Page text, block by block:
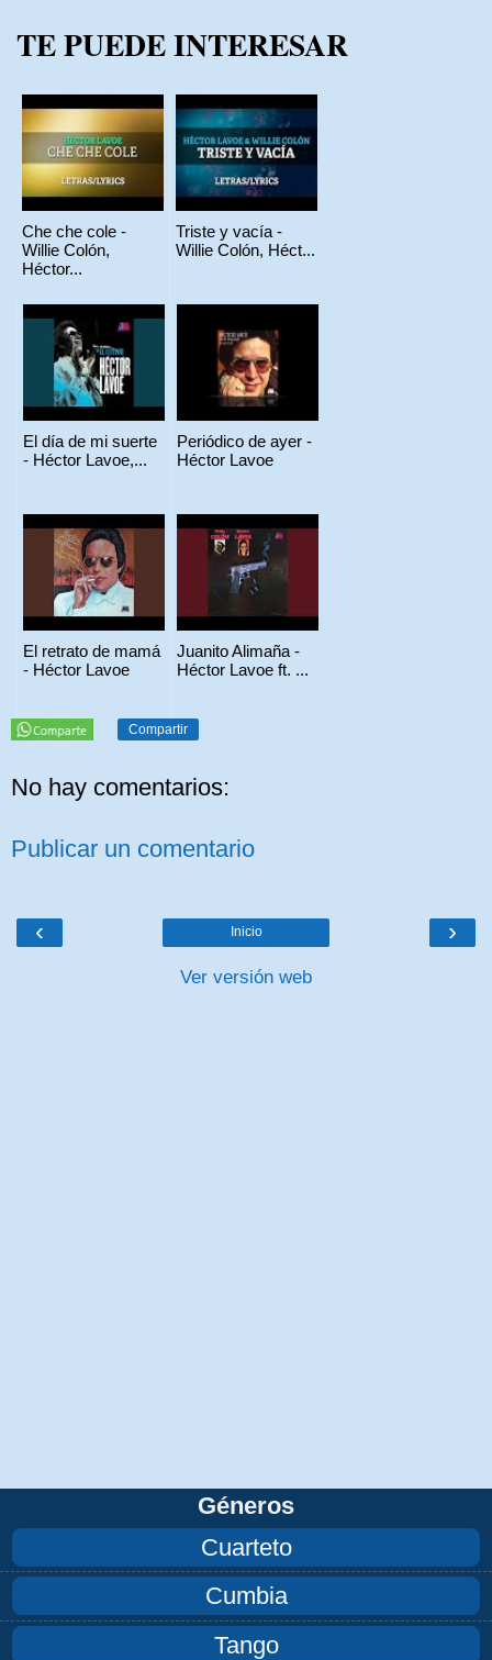
TE PUEDE INTERESAR
Che che cole -
Willie Colón,
Héctor...
Triste y vacía -
Willie Colón, Héct...
El día de mi suerte
- Héctor Lavoe,...
Periódico de ayer -
Héctor Lavoe
El retrato de mamá
- Héctor Lavoe
Juanito Alimaña -
Héctor Lavoe ft. ...
Compartir
No hay comentarios:
Publicar un comentario
‹ ›
Inicio
Ver versión web
Géneros
Cuarteto
Cumbia
Tango